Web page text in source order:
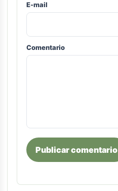
E-mail
Comentario
Publicar comentario